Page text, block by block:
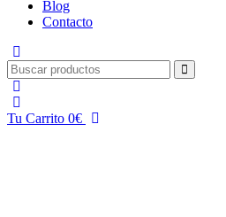
Blog
Contacto
Tu Carrito 0€